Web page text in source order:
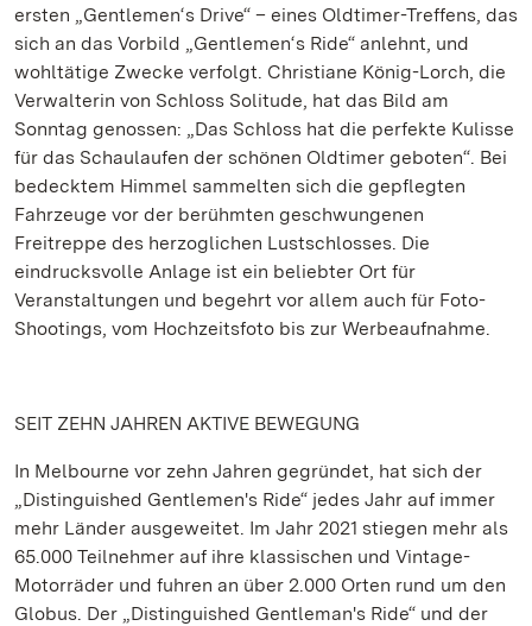
ersten „Gentlemen‘s Drive“ – eines Oldtimer-Treffens, das
sich an das Vorbild „Gentlemen‘s Ride“ anlehnt, und
wohltätige Zwecke verfolgt. Christiane König-Lorch, die
Verwalterin von Schloss Solitude, hat das Bild am
Sonntag genossen: „Das Schloss hat die perfekte Kulisse
für das Schaulaufen der schönen Oldtimer geboten“. Bei
bedecktem Himmel sammelten sich die gepflegten
Fahrzeuge vor der berühmten geschwungenen
Freitreppe des herzoglichen Lustschlosses. Die
eindrucksvolle Anlage ist ein beliebter Ort für
Veranstaltungen und begehrt vor allem auch für Foto-
Shootings, vom Hochzeitsfoto bis zur Werbeaufnahme.
SEIT ZEHN JAHREN AKTIVE BEWEGUNG
In Melbourne vor zehn Jahren gegründet, hat sich der
„Distinguished Gentlemen's Ride“ jedes Jahr auf immer
mehr Länder ausgeweitet. Im Jahr 2021 stiegen mehr als
65.000 Teilnehmer auf ihre klassischen und Vintage-
Motorräder und fuhren an über 2.000 Orten rund um den
Globus. Der „Distinguished Gentleman's Ride“ und der